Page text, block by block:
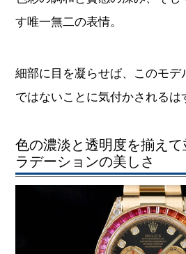
す唯一無二の表情。
細部に目を凝らせば、このモ
ではないことに気付かされるは
色の濃淡と透明度を揃え
ラデーションの美しさ